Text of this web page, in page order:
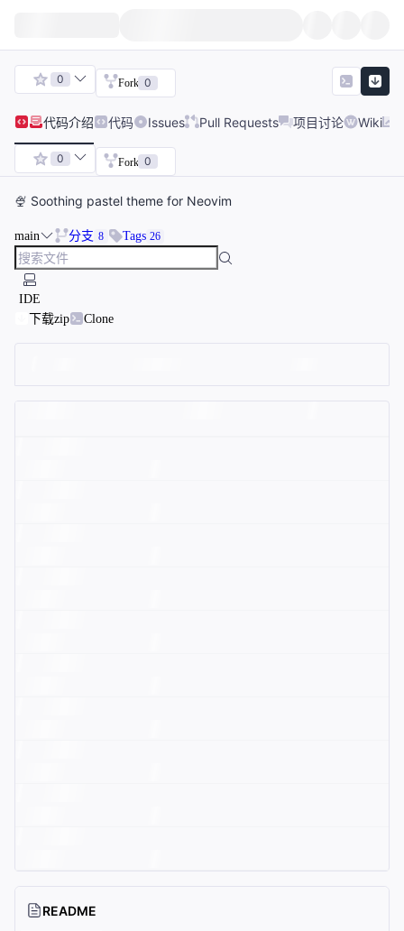
0 Fork 0
代码介绍 代码 Issues Pull Requests 项目讨论 Wiki
0 Fork 0
🍨 Soothing pastel theme for Neovim
main 分支 8 Tags 26
IDE
下载zip
Clone
README